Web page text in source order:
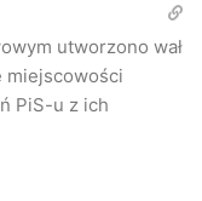
utworzono wał
miejscowości
PiS-u z ich